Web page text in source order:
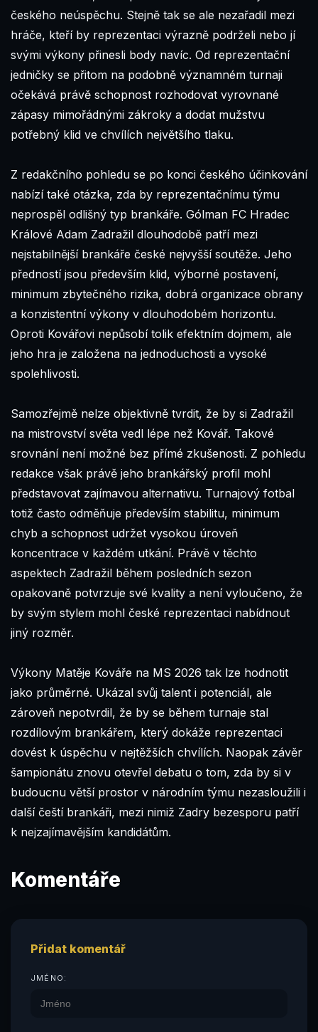
českého neúspěchu. Stejně tak se ale nezařadil mezi
hráče, kteří by reprezentaci výrazně podrželi nebo jí
svými výkony přinesli body navíc. Od reprezentační
jedničky se přitom na podobně významném turnaji
očekává právě schopnost rozhodovat vyrovnané
zápasy mimořádnými zákroky a dodat mužstvu
potřebný klid ve chvílích největšího tlaku.
Z redakčního pohledu se po konci českého účinkování
nabízí také otázka, zda by reprezentačnímu týmu
neprospěl odlišný typ brankáře. Gólman FC Hradec
Králové Adam Zadražil dlouhodobě patří mezi
nejstabilnější brankáře české nejvyšší soutěže. Jeho
předností jsou především klid, výborné postavení,
minimum zbytečného rizika, dobrá organizace obrany
a konzistentní výkony v dlouhodobém horizontu.
Oproti Kovářovi nepůsobí tolik efektním dojmem, ale
jeho hra je založena na jednoduchosti a vysoké
spolehlivosti.
Samozřejmě nelze objektivně tvrdit, že by si Zadražil
na mistrovství světa vedl lépe než Kovář. Takové
srovnání není možné bez přímé zkušenosti. Z pohledu
redakce však právě jeho brankářský profil mohl
představovat zajímavou alternativu. Turnajový fotbal
totiž často odměňuje především stabilitu, minimum
chyb a schopnost udržet vysokou úroveň
koncentrace v každém utkání. Právě v těchto
aspektech Zadražil během posledních sezon
opakovaně potvrzuje své kvality a není vyloučeno, že
by svým stylem mohl české reprezentaci nabídnout
jiný rozměr.
Výkony Matěje Kováře na MS 2026 tak lze hodnotit
jako průměrné. Ukázal svůj talent i potenciál, ale
zároveň nepotvrdil, že by se během turnaje stal
rozdílovým brankářem, který dokáže reprezentaci
dovést k úspěchu v nejtěžších chvílích. Naopak závěr
šampionátu znovu otevřel debatu o tom, zda by si v
budoucnu větší prostor v národním týmu nezasloužili i
další čeští brankáři, mezi nimiž Zadry bezesporu patří
k nejzajímavějším kandidátům.
Komentáře
Přidat komentář
JMÉNO: